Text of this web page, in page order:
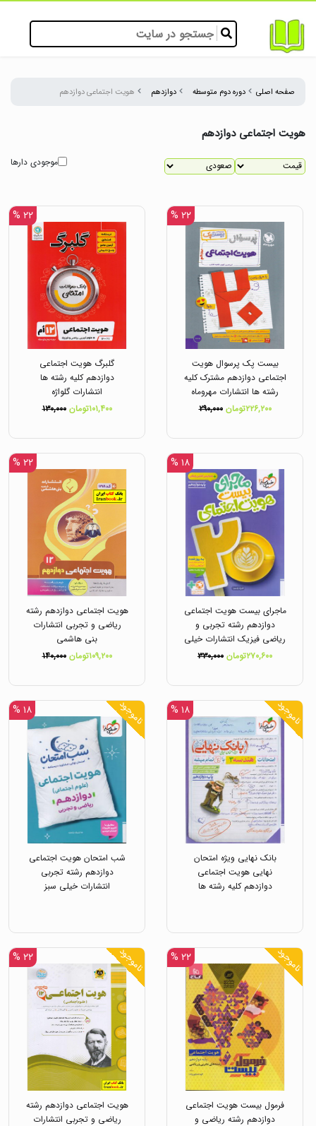
صفحه اصلی دوره دوم متوسطه دوازدهم هویت اجتماعی دوازدهم
هویت اجتماعی دوازدهم
موجودی دارها
۲۲ %
بیست پک پرسوال هویت
اجتماعی دوازدهم مشترک کلیه
رشته ها انتشارات مهروماه
۲۲۶,۲۰۰تومان
۲۹۰,۰۰۰
۲۲ %
گلبرگ هویت اجتماعی
دوازدهم کلیه رشته ها
انتشارات گلواژه
۱۰۱,۴۰۰تومان
۱۳۰,۰۰۰
۱۸ %
ماجرای بیست هویت اجتماعی
دوازدهم رشته تجربی و
ریاضی فیزیک انتشارات خیلی
سبز ۲۷۰,۶۰۰تومان ۳۳۰,۰۰۰
۲۲ %
هویت اجتماعی دوازدهم رشته
ریاضی و تجربی انتشارات
بنی هاشمی
۱۰۹,۲۰۰تومان
۱۴۰,۰۰۰
ناموجود ۱۸ %
بانک نهایی ویژه امتحان
نهایی هویت اجتماعی
دوازدهم کلیه رشته ها
ناموجود ۱۸ %
شب امتحان هویت اجتماعی
دوازدهم رشته تجربی
انتشارات خیلی سبز
ناموجود ۲۲ %
فرمول بیست هویت اجتماعی
دوازدهم رشته ریاضی و
ناموجود ۲۲ %
هویت اجتماعی دوازدهم رشته
ریاضی و تجربی انتشارات